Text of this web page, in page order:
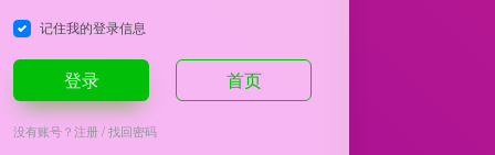
记住我的登录信息
登录 首页
没有账号？注册/找回密码